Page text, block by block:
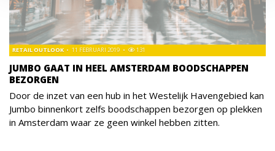
JUMBO GAAT IN HEEL AMSTERDAM BOODSCHAPPEN
BEZORGEN
RETAIL OUTLOOK 11 FEBRUARI 2019 131
Door de inzet van een hub in het Westelijk Havengebied kan
Jumbo binnenkort zelfs boodschappen bezorgen op plekken
in Amsterdam waar ze geen winkel hebben zitten.